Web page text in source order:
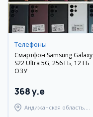
Телефоны
Смартфон Samsung Galaxy
S22 Ultra 5G, 256 ГБ, 12 ГБ
ОЗУ
368 y.e
Андижанская область,